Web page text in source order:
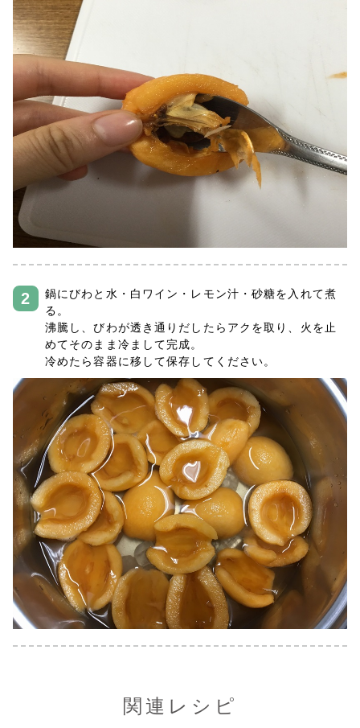
鍋にびわと水・白ワイン・レモン汁・砂糖を入れて煮
る。
沸騰し、びわが透き通りだしたらアクを取り、火を止
めてそのまま冷まして完成。
冷めたら容器に移して保存してください。
関連レシピ